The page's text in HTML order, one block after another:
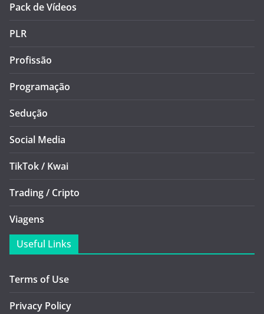
Pack de Vídeos
PLR
Profissão
Programação
Sedução
Social Media
TikTok / Kwai
Trading / Cripto
Viagens
Useful Links
Terms of Use
Privacy Policy